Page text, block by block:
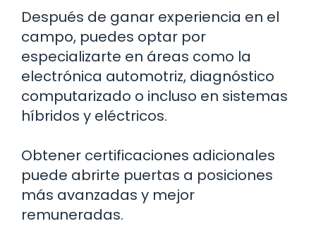
Después de ganar experiencia en el
campo, puedes optar por
especializarte en áreas como la
electrónica automotriz, diagnóstico
computarizado o incluso en sistemas
híbridos y eléctricos.
Obtener certificaciones adicionales
puede abrirte puertas a posiciones
más avanzadas y mejor
remuneradas.